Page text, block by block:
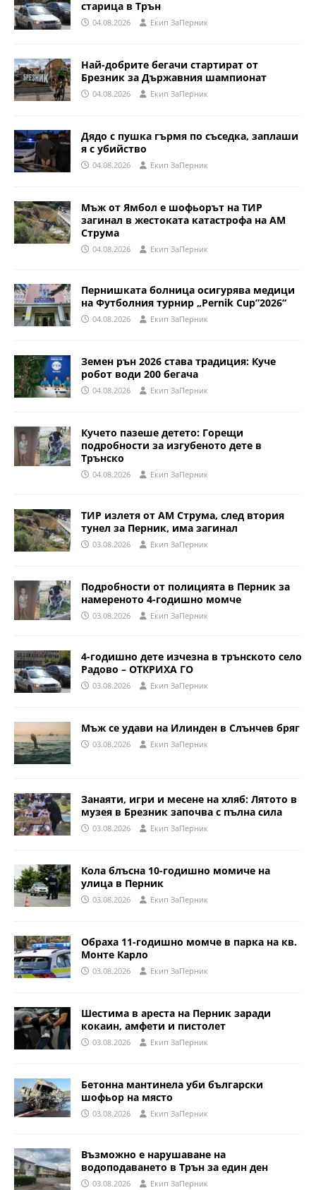
старица в Трън
04.08.2026 Eкип ЗаПерник
Най-добрите бегачи стартират от
Брезник за Държавния шампионат
04.08.2026 Eкип ЗаПерник
Дядо с пушка гърмя по съседка, заплаши
я с убийство
04.08.2026 Eкип ЗаПерник
Мъж от Ямбол е шофьорът на ТИР
загинал в жестоката катастрофа на АМ
Струма
04.08.2026 Eкип ЗаПерник
Пернишката болница осигурява медици
на Футболния турнир „Pernik Cup”2026“
04.08.2026 Eкип ЗаПерник
Земен рън 2026 става традиция: Куче
робот води 200 бегача
04.08.2026 Eкип ЗаПерник
Кучето пазеше детето: Горещи
подробности за изгубеното дете в
Трънско
04.08.2026 Eкип ЗаПерник
ТИР излетя от АМ Струма, след втория
тунел за Перник, има загинал
03.08.2026 Eкип ЗаПерник
Подробности от полицията в Перник за
намереното 4-годишно момче
03.08.2026 Eкип ЗаПерник
4-годишно дете изчезна в трънското село
Радово – ОТКРИХА ГО
03.08.2026 Eкип ЗаПерник
Мъж се удави на Илинден в Слънчев бряг
03.08.2026 Eкип ЗаПерник
Занаяти, игри и месене на хляб: Лятото в
музея в Брезник започва с пълна сила
03.08.2026 Eкип ЗаПерник
Кола блъсна 10-годишно момиче на
улица в Перник
03.08.2026 Eкип ЗаПерник
Обраха 11-годишно момче в парка на кв.
Монте Карло
03.08.2026 Eкип ЗаПерник
Шестима в ареста на Перник заради
кокаин, амфети и пистолет
03.08.2026 Eкип ЗаПерник
Бетонна мантинела уби български
шофьор на място
03.08.2026 Eкип ЗаПерник
Възможно е нарушаване на
водоподаването в Трън за един ден
03.08.2026 Eкип ЗаПерник